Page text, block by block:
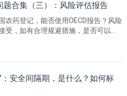
合集（三）：风险评估报告
农药登记，能否使用OECD报告？风险
受，如有合理规避措施，是否可以通
环境资料？
安全间隔期，是什么？如何标